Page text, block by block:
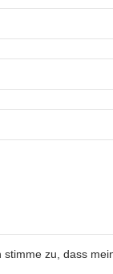
zu, dass